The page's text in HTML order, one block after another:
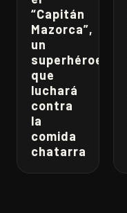
“Capitán
Mazorca”,
un
superhéroe
que
luchará
contra
la
comida
chatarra